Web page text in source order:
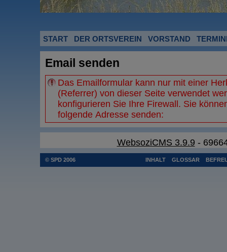
START DER ORTSVEREIN VORSTAND
Email senden
Das Emailformular kann nur mit einer
(Referrer) von dieser Seite verwendet
konfigurieren Sie Ihre Firewall . Sie
folgende Adresse senden:
WebsoziCMS 3.9.9 -
© SPD 2006 INHALT GLOSSAR